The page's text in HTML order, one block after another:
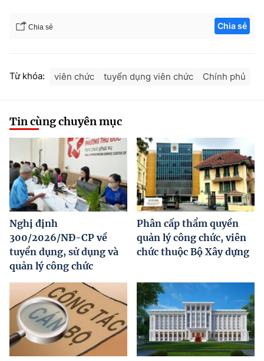
Chia sẻ Chia sẻ
Từ khóa: viên chức tuyển dụng viên chức Chính phủ
Tin cùng chuyên mục
Nghị định
300/2026/NĐ-CP về
tuyển dụng, sử dụng và
quản lý công chức
Phân cấp thẩm quyền
quản lý công chức, viên
chức thuộc Bộ Xây dựng